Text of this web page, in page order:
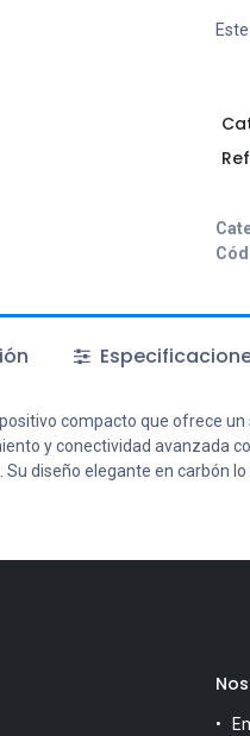
compacto que ofrece
y conectividad
diseño elegante en carbón